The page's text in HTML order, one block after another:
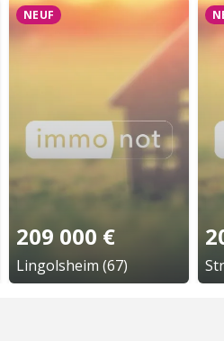
NEUF
209 000 €
Lingolsheim (67)